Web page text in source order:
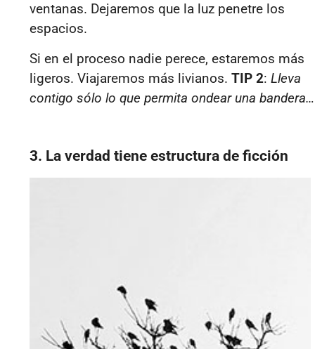
ventanas. Dejaremos que la luz penetre los
espacios.
Si en el proceso nadie perece, estaremos más
ligeros. Viajaremos más livianos. TIP 2: Lleva
contigo sólo lo que permita ondear una bandera…
3. La verdad tiene estructura de ficción